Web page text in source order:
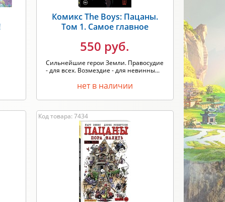
Комикс The Boys: Пацаны.
Том 1. Самое главное
550 руб.
Сильнейшие герои Земли. Правосудие
- для всех. Возмездие - для невинны...
нет в наличии
Код товара: 7434